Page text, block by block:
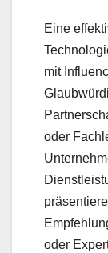
Eine
mit
oder
oder